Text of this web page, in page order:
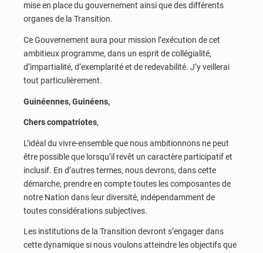
mise en place du gouvernement ainsi que des différents
organes de la Transition.
Ce Gouvernement aura pour mission l’exécution de cet
ambitieux programme, dans un esprit de collégialité,
d’impartialité, d’exemplarité et de redevabilité. J’y veillerai
tout particulièrement.
Guinéennes, Guinéens,
Chers compatriotes,
L’idéal du vivre-ensemble que nous ambitionnons ne peut
être possible que lorsqu’il revêt un caractère participatif et
inclusif. En d’autres termes, nous devrons, dans cette
démarche, prendre en compte toutes les composantes de
notre Nation dans leur diversité, indépendamment de
toutes considérations subjectives.
Les institutions de la Transition devront s’engager dans
cette dynamique si nous voulons atteindre les objectifs que